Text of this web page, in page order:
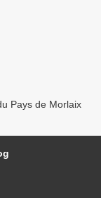
Pays de Morlaix